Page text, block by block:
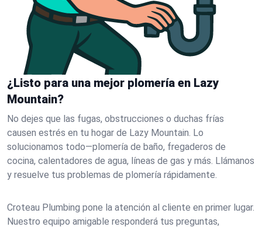
¿Listo para una mejor plomería en Lazy
Mountain?
No dejes que las fugas, obstrucciones o duchas frías
causen estrés en tu hogar de Lazy Mountain. Lo
solucionamos todo—plomería de baño, fregaderos de
cocina, calentadores de agua, líneas de gas y más. Llámanos
y resuelve tus problemas de plomería rápidamente.
Croteau Plumbing pone la atención al cliente en primer lugar.
Nuestro equipo amigable responderá tus preguntas,